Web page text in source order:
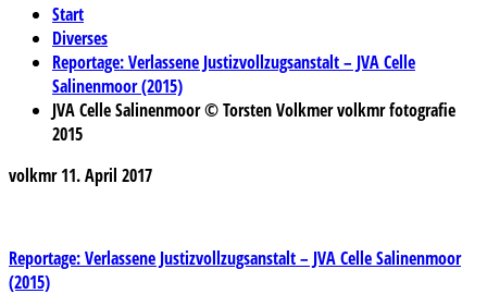
Start
Diverses
Reportage: Verlassene Justizvollzugsanstalt – JVA Celle
Salinenmoor (2015)
JVA Celle Salinenmoor © Torsten Volkmer volkmr fotografie
2015
volkmr 11. April 2017
Beitragsnavigation
Reportage: Verlassene Justizvollzugsanstalt – JVA Celle Salinenmoor
(2015)